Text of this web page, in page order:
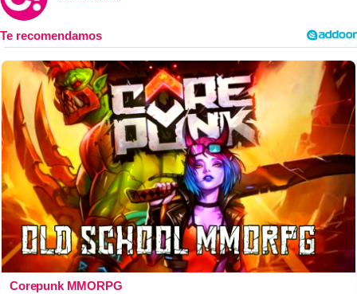
Corepunk MMORPG